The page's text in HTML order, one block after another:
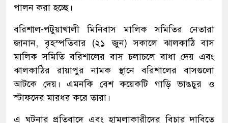
পালন করা হচ্ছে।
বরিশাল-পটুয়াখালী মিনিবাস মালিক সমিতির নেতারা
জানান, বৃহস্পতিবার (২১ জুন) সকালে ঝালকাঠি বাস
মালিক সমিতি বরিশালের বাস চলাচলে বাধা দেয় এবং
ঝালকাঠির রায়াপুর নামক স্থানে বরিশালের বাসগুলো
আটকে দেয়। এমনকি বেশ কয়েকটি গাড়ি ভাঙচুর ও
স্টাফদের মারধর করে তারা।
এ ঘটনার প্রতিবাদে এবং হামলাকারীদের বিচার দাবিতে